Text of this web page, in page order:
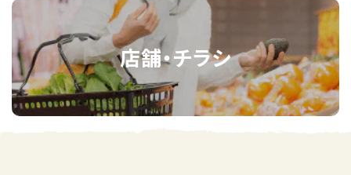
店舗チラシ検索
ユニーのオリジナル商品
キャンペーン・特集
店舗・チラシ